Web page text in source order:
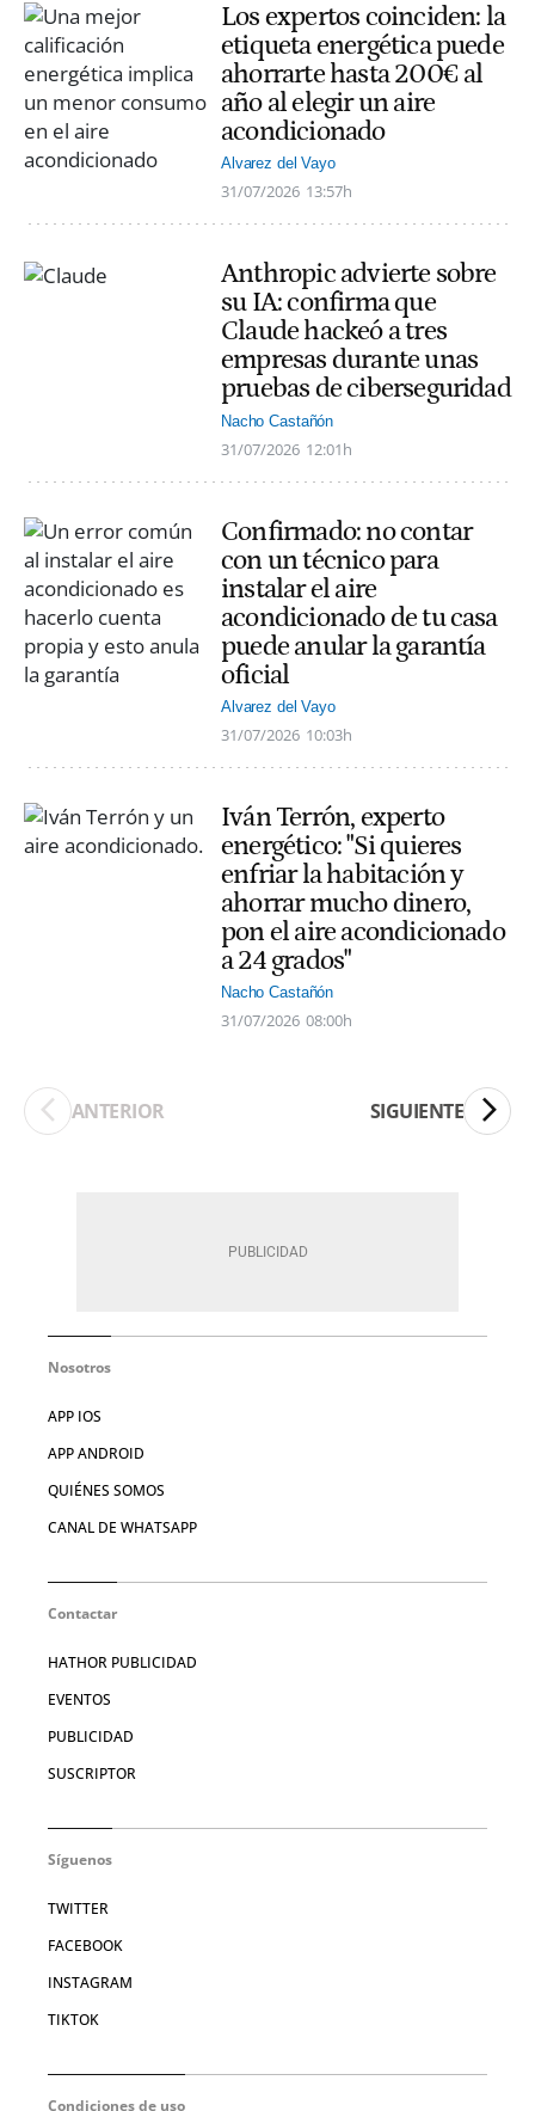
Los expertos coinciden: la
etiqueta energética puede
ahorrarte hasta 200€ al
año al elegir un aire
acondicionado
Alvarez del Vayo
31/07/2026 13:57h
Anthropic advierte sobre
su IA: confirma que
Claude hackeó a tres
empresas durante unas
pruebas de ciberseguridad
Nacho Castañón
31/07/2026 12:01h
Confirmado: no contar
con un técnico para
instalar el aire
acondicionado de tu casa
puede anular la garantía
oficial
Alvarez del Vayo
31/07/2026 10:03h
Iván Terrón, experto
energético: "Si quieres
enfriar la habitación y
ahorrar mucho dinero,
pon el aire acondicionado
a 24 grados"
Nacho Castañón
31/07/2026 08:00h
ANTERIOR SIGUIENTE
Nosotros
APP IOS
APP ANDROID
QUIÉNES SOMOS
CANAL DE WHATSAPP
Contactar
HATHOR PUBLICIDAD
EVENTOS
PUBLICIDAD
SUSCRIPTOR
Síguenos
TWITTER
FACEBOOK
INSTAGRAM
TIKTOK
Condiciones de uso